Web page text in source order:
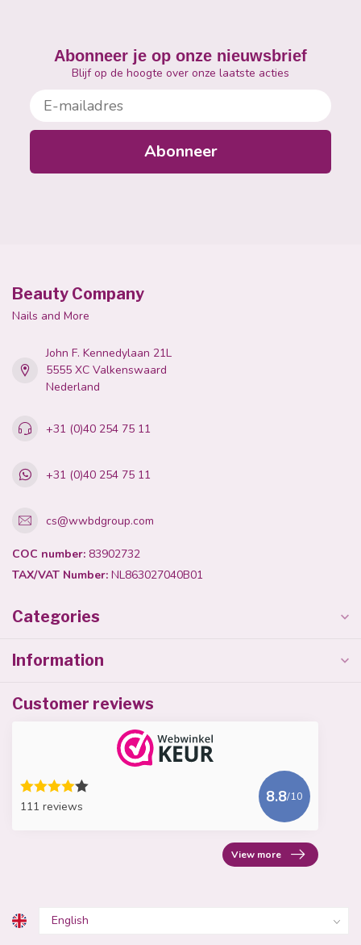
Abonneer je op onze nieuwsbrief
Blijf op de hoogte over onze laatste acties
E-mailadres
Abonneer
Beauty Company
Nails and More
John F. Kennedylaan 21L
5555 XC Valkenswaard
Nederland
+31 (0)40 254 75 11
+31 (0)40 254 75 11
cs@wwbdgroup.com
COC number: 83902732
TAX/VAT Number: NL863027040B01
Categories
Information
Customer reviews
111 reviews
8.8/10
View more